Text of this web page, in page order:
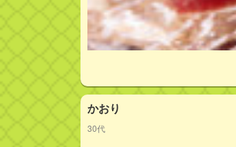
かおり
30代